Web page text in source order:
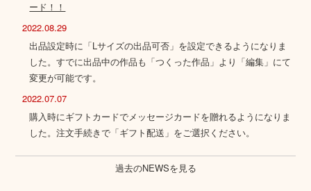
ード！！
2022.08.29
出品設定時に「Lサイズの出品可否」を設定できるようになりま
した。すでに出品中の作品も「つくった作品」より「編集」にて
変更が可能です。
2022.07.07
購入時にギフトカードでメッセージカードを贈れるようになりま
した。注文手続きで「ギフト配送」をご選択ください。
過去のNEWSを見る